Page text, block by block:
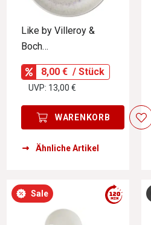
Like by Villeroy &
Boch
Kaffeeuntertasse
PERLEMOR SAND
8,00 € / Stück
UVP: 13,00 €
WARENKORB
Ähnliche Artikel
Sale